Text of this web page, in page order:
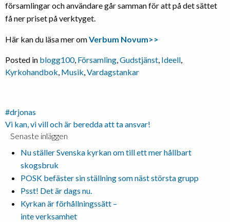
församlingar och användare går samman för att på det sättet
få ner priset på verktyget.
Här kan du läsa mer omVerbum Novum>>
Posted in blogg100, Församling,Gudstjänst, Ideell,
Kyrkohandbok, Musik,Vardagstankar
Inläggsnavigering
#drjonas
Vi kan, vi vill och är beredda att ta ansvar!
Senaste inläggen
Nu ställer Svenska kyrkan om till ett mer hållbart
skogsbruk
POSK befäster sin ställning som näst största grupp
Psst! Det är dags nu.
Kyrkan är förhållningssätt –
inte verksamhet